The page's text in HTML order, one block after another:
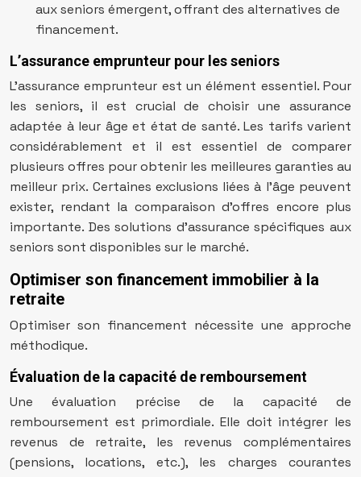
aux seniors émergent, offrant des alternatives de
financement.
L’assurance emprunteur pour les seniors
L’assurance emprunteur est un élément essentiel. Pour
les seniors, il est crucial de choisir une assurance
adaptée à leur âge et état de santé. Les tarifs varient
considérablement et il est essentiel de comparer
plusieurs offres pour obtenir les meilleures garanties au
meilleur prix. Certaines exclusions liées à l’âge peuvent
exister, rendant la comparaison d’offres encore plus
importante. Des solutions d’assurance spécifiques aux
seniors sont disponibles sur le marché.
Optimiser son financement immobilier à la
retraite
Optimiser son financement nécessite une approche
méthodique.
Évaluation de la capacité de remboursement
Une évaluation précise de la capacité de
remboursement est primordiale. Elle doit intégrer les
revenus de retraite, les revenus complémentaires
(pensions, locations, etc.), les charges courantes